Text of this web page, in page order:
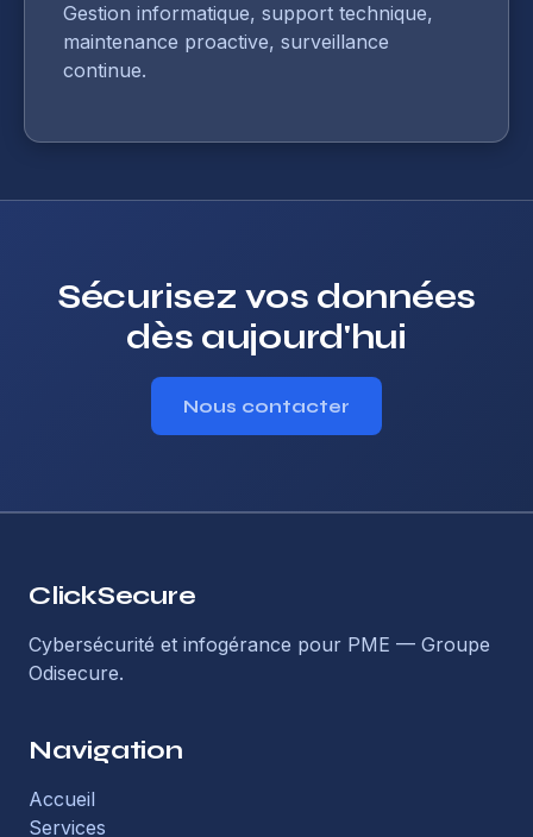
Gestion informatique, support technique,
maintenance proactive, surveillance
continue.
Sécurisez vos données
dès aujourd'hui
Nous contacter
ClickSecure
Cybersécurité et infogérance pour PME — Groupe
Odisecure.
Navigation
Accueil
Services